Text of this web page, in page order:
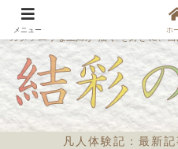
カタツムリな主婦が“描く”を好きに、
凡人体験記：最新
メニュー ホ